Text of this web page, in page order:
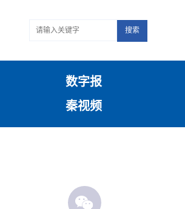
搜索
数字报
秦视频